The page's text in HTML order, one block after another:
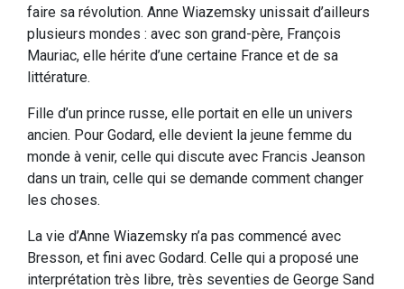
faire sa révolution. Anne Wiazemsky unissait d’ailleurs
plusieurs mondes : avec son grand-père, François
Mauriac, elle hérite d’une certaine France et de sa
littérature.
Fille d’un prince russe, elle portait en elle un univers
ancien. Pour Godard, elle devient la jeune femme du
monde à venir, celle qui discute avec Francis Jeanson
dans un train, celle qui se demande comment changer
les choses.
La vie d’Anne Wiazemsky n’a pas commencé avec
Bresson, et fini avec Godard. Celle qui a proposé une
interprétation très libre, très seventies de George Sand